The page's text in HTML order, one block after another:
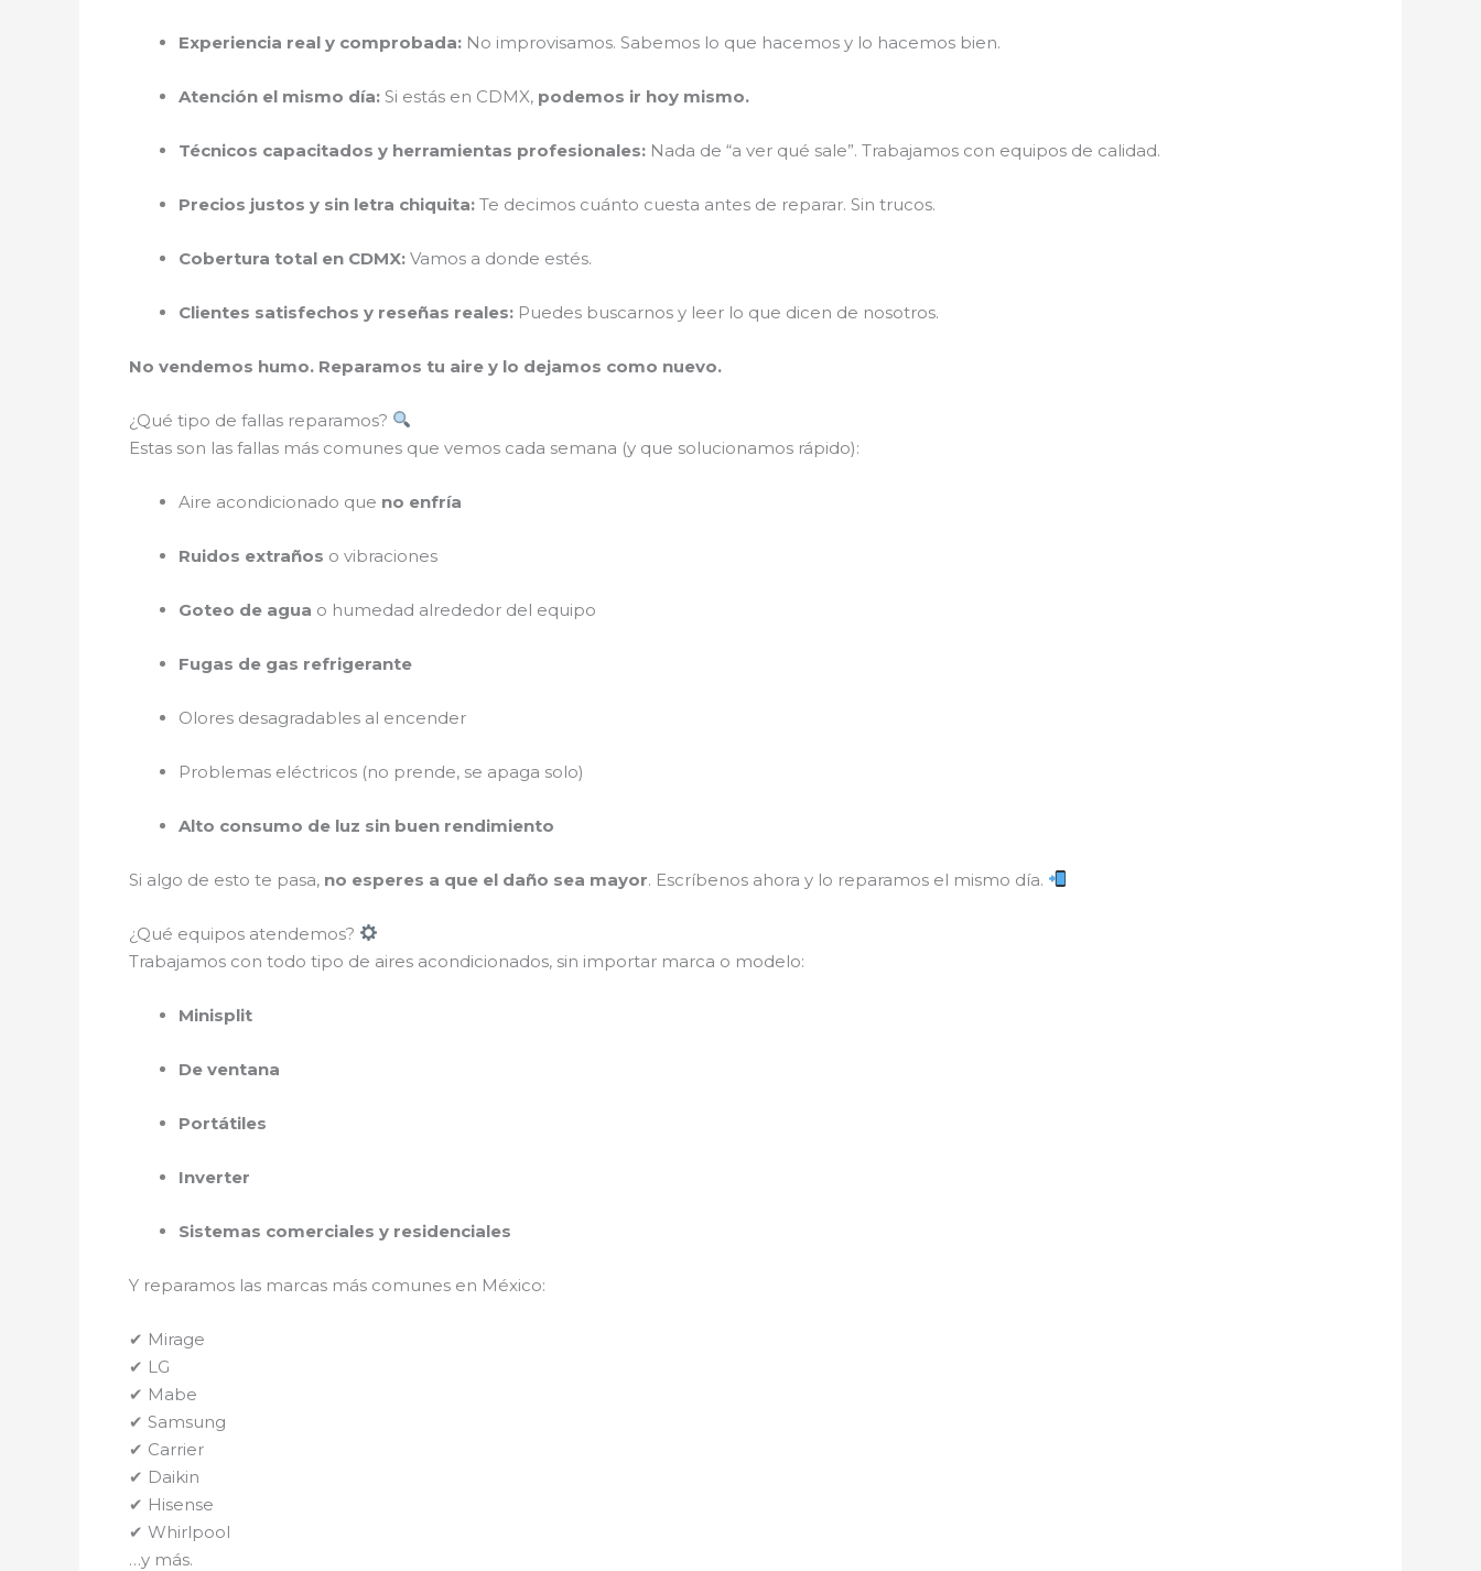
Experiencia real y comprobada: No improvisamos. Sabemos lo que hacemos y lo hacemos bien.
Atención el mismo día: Si estás en CDMX, podemos ir hoy mismo.
Técnicos capacitados y herramientas profesionales: Nada de “a ver qué sale”. Trabajamos con equipos de calidad.
Precios justos y sin letra chiquita: Te decimos cuánto cuesta antes de reparar. Sin trucos.
Cobertura total en CDMX: Vamos a donde estés.
Clientes satisfechos y reseñas reales: Puedes buscarnos y leer lo que dicen de nosotros.
No vendemos humo. Reparamos tu aire y lo dejamos como nuevo.
¿Qué tipo de fallas reparamos?
Estas son las fallas más comunes que vemos cada semana (y que solucionamos rápido):
Aire acondicionado que no enfría
Ruidos extraños o vibraciones
Goteo de agua o humedad alrededor del equipo
Fugas de gas refrigerante
Olores desagradables al encender
Problemas eléctricos (no prende, se apaga solo)
Alto consumo de luz sin buen rendimiento
Si algo de esto te pasa, no esperes a que el daño sea mayor. Escríbenos ahora y lo reparamos el mismo día.
¿Qué equipos atendemos?
Trabajamos con todo tipo de aires acondicionados, sin importar marca o modelo:
Minisplit
De ventana
Portátiles
Inverter
Sistemas comerciales y residenciales
Y reparamos las marcas más comunes en México:
✔ Mirage
✔ LG
✔ Mabe
✔ Samsung
✔ Carrier
✔ Daikin
✔ Hisense
✔ Whirlpool
…y más.